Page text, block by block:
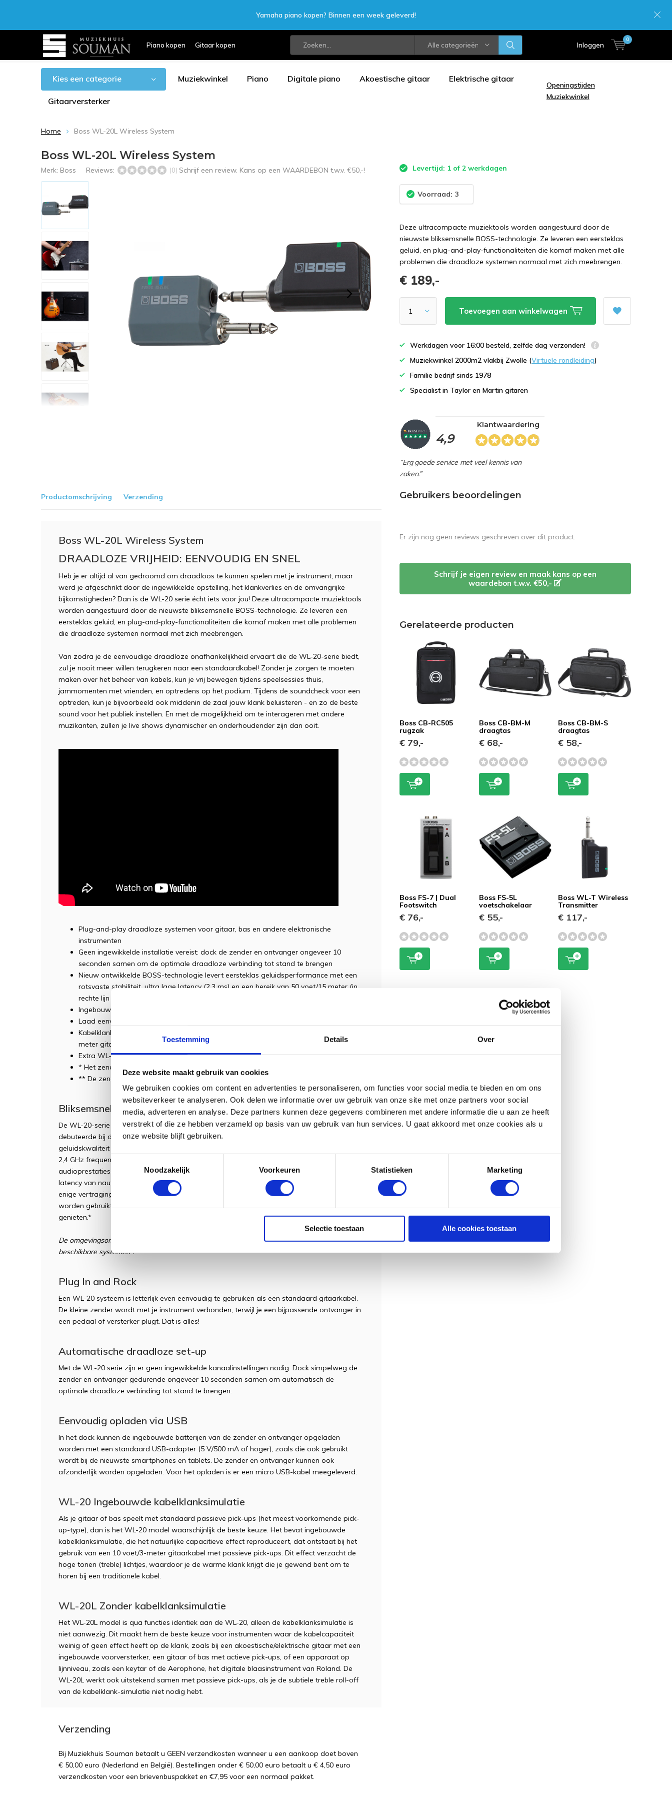
Toestemming Details Over
Deze website maakt gebruik van cookies
We gebruiken cookies om content en advertenties te personaliseren, om functies voor social media te bieden en om ons
websiteverkeer te analyseren. Ook delen we informatie over uw gebruik van onze site met onze partners voor social
media, adverteren en analyse. Deze partners kunnen deze gegevens combineren met andere informatie die u aan ze heeft
verstrekt of die ze hebben verzameld op basis van uw gebruik van hun services. U gaat akkoord met onze cookies als u
onze website blijft gebruiken.
Toestemmingsselectie
Noodzakelijk
Voorkeuren Statistieken Marketing
Selectie toestaan Alle cookies toestaan
Piano kopen Gitaar kopen Alle categorieën Inloggen
0
Yamaha piano kopen? Binnen een week geleverd!
Kies een categorie Muziekwinkel Piano Digitale piano Akoestische gitaar Elektrische gitaar
Gitaarversterker
Openingstijden
Muziekwinkel
Home Boss WL-20L Wireless System
Boss WL-20L Wireless System
Merk: Boss Reviews: (0) Schrijf een review. Kans op een WAARDEBON t.w.v. €50,-! Levertijd: 1 of 2 werkdagen
Voorraad: 3
Deze ultracompacte muziektools worden aangestuurd door de
nieuwste bliksemsnelle BOSS-technologie. Ze leveren een eersteklas
geluid, en plug-and-play-functionaliteiten die komaf maken met alle
problemen die draadloze systemen normaal met zich meebrengen.
€ 189,-
Toevoegen aan winkelwagen
Werkdagen voor 16:00 besteld, zelfde dag verzonden!
Muziekwinkel 2000m2 vlakbij Zwolle (Virtuele rondleiding)
Familie bedrijf sinds 1978
Specialist in Taylor en Martin gitaren
4,9
Klantwaardering
“Erg goede service met veel kennis van
zaken.”
Productomschrijving Verzending
Boss WL-20L Wireless System
DRAADLOZE VRIJHEID: EENVOUDIG EN SNEL
Heb je er altijd al van gedroomd om draadloos te kunnen spelen met je instrument, maar
werd je afgeschrikt door de ingewikkelde opstelling, het klankverlies en de omvangrijke
bijkomstigheden? Dan is de WL-20 serie écht iets voor jou! Deze ultracompacte muziektools
worden aangestuurd door de nieuwste bliksemsnelle BOSS-technologie. Ze leveren een
eersteklas geluid, en plug-and-play-functionaliteiten die komaf maken met alle problemen
die draadloze systemen normaal met zich meebrengen.
Van zodra je de eenvoudige draadloze onafhankelijkheid ervaart die de WL-20-serie biedt,
zul je nooit meer willen terugkeren naar een standaardkabel! Zonder je zorgen te moeten
maken over het beheer van kabels, kun je vrij bewegen tijdens speelsessies thuis,
jammomenten met vrienden, en optredens op het podium. Tijdens de soundcheck voor een
optreden, kun je bijvoorbeeld ook middenin de zaal jouw klank beluisteren - en zo de beste
sound voor het publiek instellen. En met de mogelijkheid om te interageren met andere
muzikanten, zullen je live shows dynamischer en onderhoudender zijn dan ooit.
Plug-and-play draadloze systemen voor gitaar, bas en andere elektronische
instrumenten
Geen ingewikkelde installatie vereist: dock de zender en ontvanger ongeveer 10
seconden samen om de optimale draadloze verbinding tot stand te brengen
Nieuw ontwikkelde BOSS-technologie levert eersteklas geluidsperformance met een
rotsvaste stabiliteit, ultra lage latency (2,3 ms) en een bereik van 50 voet/15 meter (in
rechte lijn zonder obstakels)*
Ingebouwde oplaadbare batterijen zorgen voor 12 uur ononderbroken speeltijd**
Laad eenvoudig op met een standaard USB-adapter (5 V/500 mA of hoger)
Kabelklank-simulatie reproduceert het natuurlijke capacitieve effect van een 10 voet/3-
meter gitaarkabel (alleen WL-20 model)
Extra WL-T Transmitter afzonderlijk verkrijgbaar.
* Het zendbereik kan variëren als gevolg van plaatselijke omstandigheden.
** De zender functioneert 12 uur en de ontvanger 7 uur op één volle batterijlading.
Bliksemsnelle draadloze BOSS-technologie
De WL-20-serie is uitgerust met hoogwaardige draadloze technologie van BOSS, die
debuteerde bij de draadloze Katana-Air versterker. De reeks levert een uitzonderlijke
geluidskwaliteit met een breed dynamisch bereik. De zender en ontvanger werken binnen de
2,4 GHz frequentieband. Het optimale kanaal wordt automatisch ingesteld om rotsvaste
audioprestaties te garanderen, zonder ook maar één drop-out. En met een ultra-lage
latency van nauwelijks 2,3 ms, zul je altijd genieten van een geweldig speelgevoel zonder
enige vertraging. Tot 14 draadloze BOSS-systemen kunnen tegelijkertijd in één ruimte
worden gebruikt, zodat meerdere muzikanten samen van draadloze vrijheid kunnen
genieten.*
De omgevingsomstandigheden kunnen een invloed hebben op het werkelijke aantal gelijktijdig
beschikbare systemen*.
Plug In and Rock
Een WL-20 systeem is letterlijk even eenvoudig te gebruiken als een standaard gitaarkabel.
De kleine zender wordt met je instrument verbonden, terwijl je een bijpassende ontvanger in
een pedaal of versterker plugt. Dat is alles!
Automatische draadloze set-up
Met de WL-20 serie zijn er geen ingewikkelde kanaalinstellingen nodig. Dock simpelweg de
zender en ontvanger gedurende ongeveer 10 seconden samen om automatisch de
optimale draadloze verbinding tot stand te brengen.
Eenvoudig opladen via USB
In het dock kunnen de ingebouwde batterijen van de zender en ontvanger opgeladen
worden met een standaard USB-adapter (5 V/500 mA of hoger), zoals die ook gebruikt
wordt bij de nieuwste smartphones en tablets. De zender en ontvanger kunnen ook
afzonderlijk worden opgeladen. Voor het opladen is er een micro USB-kabel meegeleverd.
WL-20 Ingebouwde kabelklanksimulatie
Als je gitaar of bas speelt met standaard passieve pick-ups (het meest voorkomende pick-
up-type), dan is het WL-20 model waarschijnlijk de beste keuze. Het bevat ingebouwde
kabelklanksimulatie, die het natuurlijke capacitieve effect reproduceert, dat ontstaat bij het
gebruik van een 10 voet/3-meter gitaarkabel met passieve pick-ups. Dit effect verzacht de
hoge tonen (treble) lichtjes, waardoor je de warme klank krijgt die je gewend bent om te
horen bij een traditionele kabel.
WL-20L Zonder kabelklanksimulatie
Het WL-20L model is qua functies identiek aan de WL-20, alleen de kabelklanksimulatie is
niet aanwezig. Dit maakt hem de beste keuze voor instrumenten waar de kabelcapaciteit
weinig of geen effect heeft op de klank, zoals bij een akoestische/elektrische gitaar met een
ingebouwde voorversterker, een gitaar of bas met actieve pick-ups, of een apparaat op
lijnniveau, zoals een keytar of de Aerophone, het digitale blaasinstrument van Roland. De
WL-20L werkt ook uitstekend samen met passieve pick-ups, als je de subtiele treble roll-off
van de kabelklank-simulatie niet nodig hebt.
Verzending
Bij Muziekhuis Souman betaalt u GEEN verzendkosten wanneer u een aankoop doet boven
€ 50,00 euro (Nederland en België). Bestellingen onder € 50,00 euro betaalt u € 4,50 euro
verzendkosten voor een brievenbuspakket en €7,95 voor een normaal pakket.
Gebruikers beoordelingen
Er zijn nog geen reviews geschreven over dit product.
Schrijf je eigen review en maak kans op een
waardebon t.w.v. €50,-
Gerelateerde producten
Boss CB-RC505
rugzak
€ 79,-
Boss CB-BM-M
draagtas
€ 68,-
Boss CB-BM-S
draagtas
€ 58,-
Boss FS-7 | Dual
Footswitch
€ 76,-
Boss FS-5L
voetschakelaar
€ 55,-
Boss WL-T Wireless
Transmitter
€ 117,-